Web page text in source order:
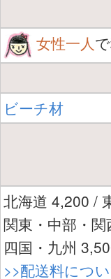
女性一人
ビーチ材
北海道 4,200 /
関東・中部・
四国・九州
>>配送料につ